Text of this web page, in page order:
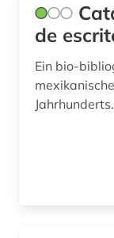
europa (3)
film (3)
de
Ein bio-
Jahrhunderts.